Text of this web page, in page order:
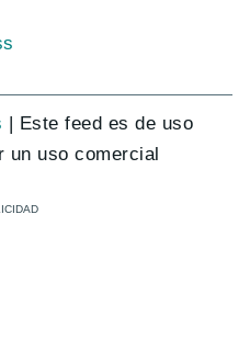
| Este feed es de uso
un uso comercial